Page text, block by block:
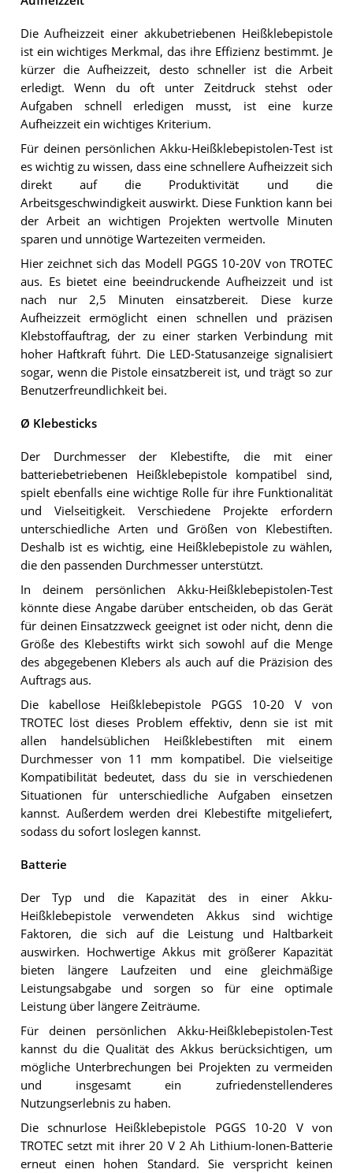
Die Aufheizzeit einer akkubetriebenen Heißklebepistole
ist ein wichtiges Merkmal, das ihre Effizienz bestimmt. Je
kürzer die Aufheizzeit, desto schneller ist die Arbeit
erledigt. Wenn du oft unter Zeitdruck stehst oder
Aufgaben schnell erledigen musst, ist eine kurze
Aufheizzeit ein wichtiges Kriterium.
Für deinen persönlichen Akku-Heißklebepistolen-Test ist
es wichtig zu wissen, dass eine schnellere Aufheizzeit sich
direkt auf die Produktivität und die
Arbeitsgeschwindigkeit auswirkt. Diese Funktion kann bei
der Arbeit an wichtigen Projekten wertvolle Minuten
sparen und unnötige Wartezeiten vermeiden.
Hier zeichnet sich das Modell PGGS 10-20V von TROTEC
aus. Es bietet eine beeindruckende Aufheizzeit und ist
nach nur 2,5 Minuten einsatzbereit. Diese kurze
Aufheizzeit ermöglicht einen schnellen und präzisen
Klebstoffauftrag, der zu einer starken Verbindung mit
hoher Haftkraft führt. Die LED-Statusanzeige signalisiert
sogar, wenn die Pistole einsatzbereit ist, und trägt so zur
Benutzerfreundlichkeit bei.
Ø Klebesticks
Der Durchmesser der Klebestifte, die mit einer
batteriebetriebenen Heißklebepistole kompatibel sind,
spielt ebenfalls eine wichtige Rolle für ihre Funktionalität
und Vielseitigkeit. Verschiedene Projekte erfordern
unterschiedliche Arten und Größen von Klebestiften.
Deshalb ist es wichtig, eine Heißklebepistole zu wählen,
die den passenden Durchmesser unterstützt.
In deinem persönlichen Akku-Heißklebepistolen-Test
könnte diese Angabe darüber entscheiden, ob das Gerät
für deinen Einsatzzweck geeignet ist oder nicht, denn die
Größe des Klebestifts wirkt sich sowohl auf die Menge
des abgegebenen Klebers als auch auf die Präzision des
Auftrags aus.
Die kabellose Heißklebepistole PGGS 10-20 V von
TROTEC löst dieses Problem effektiv, denn sie ist mit
allen handelsüblichen Heißklebestiften mit einem
Durchmesser von 11 mm kompatibel. Die vielseitige
Kompatibilität bedeutet, dass du sie in verschiedenen
Situationen für unterschiedliche Aufgaben einsetzen
kannst. Außerdem werden drei Klebestifte mitgeliefert,
sodass du sofort loslegen kannst.
Batterie
Der Typ und die Kapazität des in einer Akku-
Heißklebepistole verwendeten Akkus sind wichtige
Faktoren, die sich auf die Leistung und Haltbarkeit
auswirken. Hochwertige Akkus mit größerer Kapazität
bieten längere Laufzeiten und eine gleichmäßige
Leistungsabgabe und sorgen so für eine optimale
Leistung über längere Zeiträume.
Für deinen persönlichen Akku-Heißklebepistolen-Test
kannst du die Qualität des Akkus berücksichtigen, um
mögliche Unterbrechungen bei Projekten zu vermeiden
und insgesamt ein zufriedenstellenderes
Nutzungserlebnis zu haben.
Die schnurlose Heißklebepistole PGGS 10-20 V von
TROTEC setzt mit ihrer 20 V 2 Ah Lithium-Ionen-Batterie
erneut einen hohen Standard. Sie verspricht keinen